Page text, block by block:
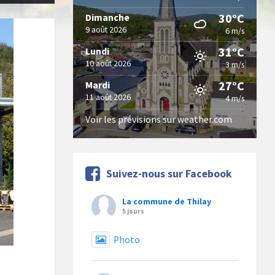
Dimanche
9 août 2026
30°C
6 m/s
Lundi
10 août 2026
31°C
3 m/s
Mardi
11 août 2026
27°C
4 m/s
Voir les prévisions sur weather.com
Suivez-nous sur Facebook
La commune de Thilay
5 jours
Photo